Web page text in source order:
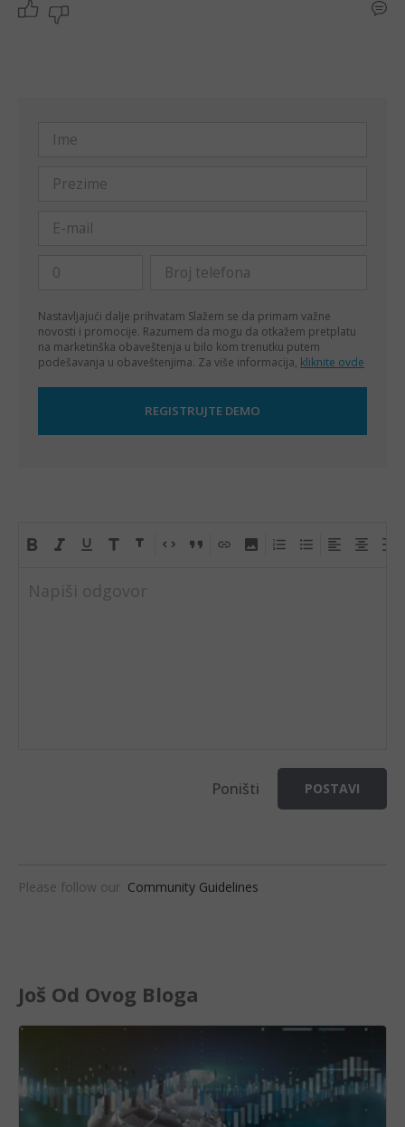
Nastavljajući dalje prihvatam Slažem se da primam važne
novosti i promocije. Razumem da mogu da otkažem pretplatu
na marketinška obaveštenja u bilo kom trenutku putem
podešavanja u obaveštenjima. Za više informacija, kliknite ovde
Napiši odgovor
Poništi POSTAVI
Please follow our Community Guidelines
Još Od Ovog Bloga